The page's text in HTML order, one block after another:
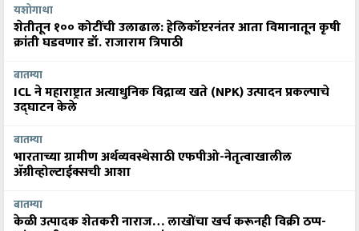
यशोगाथा
शेतीतून १०० कोटींची उलाढाल: हेलिकॉप्टरनंतर आता विमानातून कृषी
क्रांती घडवणार डॉ. राजाराम त्रिपाठी
बातम्या
ICL ने महाराष्ट्रात अत्याधुनिक विद्राव्य खते (NPK) उत्पादन प्रकल्पाचे
उद्घाटन केले
बातम्या
भारताच्या ग्रामीण अर्थव्यवस्थेसाठी एफपीओ-नेतृत्वाखालील
अ‍ॅग्रीव्होल्टाईक्सची आशा
बातम्या
केळी उत्पादक शेतकरी नाराज… लाखोंचा खर्च करूनही विक्री ठप्प-